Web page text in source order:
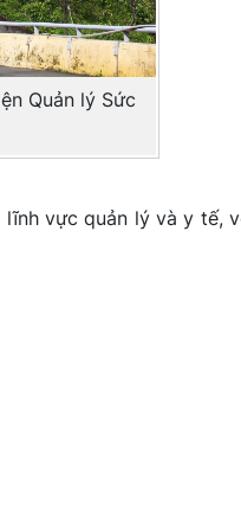
Quản lý Sức
lĩnh vực quản lý và y tế,